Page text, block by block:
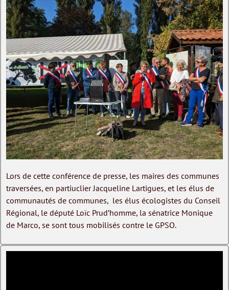
Lors de cette conférence de presse, les maires des communes
traversées, en partiuclier Jacqueline Lartigues, et les élus de
communautés de communes, les élus écologistes du Conseil
Régional, le député Loïc Prud’homme, la sénatrice Monique
de Marco, se sont tous mobilisés contre le GPSO.